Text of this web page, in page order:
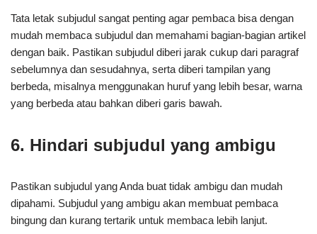
Tata letak subjudul sangat penting agar pembaca bisa dengan
mudah membaca subjudul dan memahami bagian-bagian artikel
dengan baik. Pastikan subjudul diberi jarak cukup dari paragraf
sebelumnya dan sesudahnya, serta diberi tampilan yang
berbeda, misalnya menggunakan huruf yang lebih besar, warna
yang berbeda atau bahkan diberi garis bawah.
6. Hindari subjudul yang ambigu
Pastikan subjudul yang Anda buat tidak ambigu dan mudah
dipahami. Subjudul yang ambigu akan membuat pembaca
bingung dan kurang tertarik untuk membaca lebih lanjut.